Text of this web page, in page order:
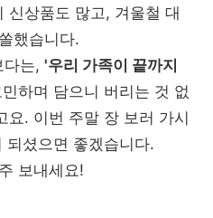
신상품도 많고, 겨울철 대
했습니다.
다는, '우리 가족이 끝까지
하며 담으니 버리는 것 없
요. 이번 주말 장 보러 가시
되셨으면 좋겠습니다.
보내세요!